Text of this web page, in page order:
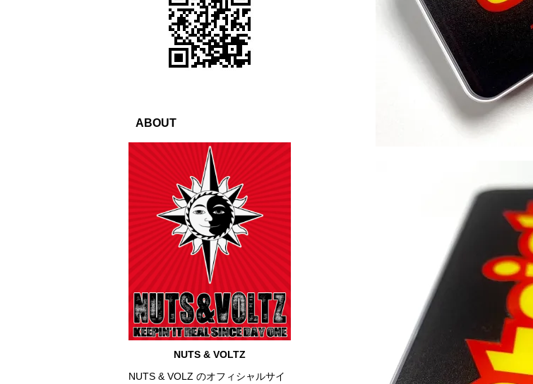
ABOUT
NUTS & VOLTZ
NUTS & VOLZ のオフィシャルサイ